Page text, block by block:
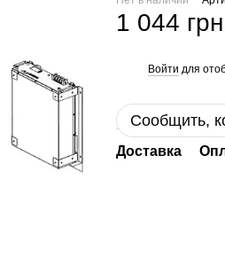
1 044
Войти для
Сообщить,
Доставка